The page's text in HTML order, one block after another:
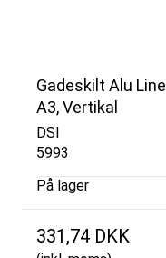
Gadeskilt Alu Line
A3, Vertikal
DSI
5993
På lager
331,74 DKK